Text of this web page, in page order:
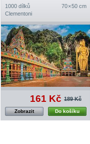
1000 dílků
70 × 50 cm
Clementoni
161 Kč 189 Kč
Do košíku
Zobrazit